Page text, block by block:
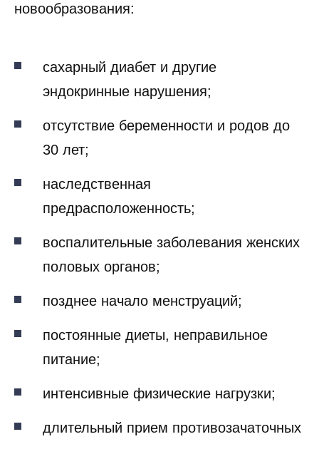
новообразования:
сахарный диабет и другие
эндокринные нарушения;
отсутствие беременности и родов до
30 лет;
наследственная
предрасположенность;
воспалительные заболевания женских
половых органов;
позднее начало менструаций;
постоянные диеты, неправильное
питание;
интенсивные физические нагрузки;
длительный прием противозачаточных